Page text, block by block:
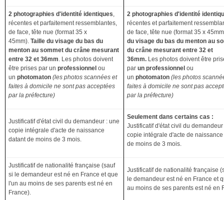
2 photographies d'identité identiques
récentes et parfaitement ressemblantes,
de face, tête nue (format 35 x
45mm). Taille du visage du bas du
menton au sommet du crâne mesurant
entre 32 et 36mm . Les photos doivent
être prises par un professionnel ou
un photomaton (les photos scannées et
faites à domicile ne sont pas acceptées
par la préfecture)
2 photographies d'identité
récentes et parfaitement
de face, tête nue (format 35 x
du visage du bas du menton au
du crâne mesurant entre 32 et
36mm. Les photos doivent être
par un professionnel ou
un photomaton (les photos
faites à domicile ne sont pas
par la préfecture)
Justificatif d'état civil du demandeur : une
copie intégrale d'acte de naissance
datant de moins de 3 mois.
Seulement dans certains cas :
Justificatif d'état civil du
copie intégrale d'acte de
de moins de 3 mois.
Justificatif de nationalité française (sauf
si le demandeur est né en France et que
l'un au moins de ses parents est né en
France).
Justificatif de nationalité française
le demandeur est né en France et
au moins de ses parents est né en